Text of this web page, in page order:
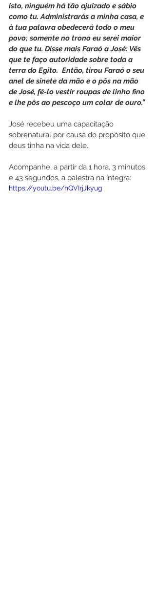
isto, ninguém há tão ajuizado e sábio
como tu. Administrarás a minha casa, e
à tua palavra obedecerá todo o meu
povo; somente no trono eu serei maior
do que tu. Disse mais Faraó a José: Vês
que te faço autoridade sobre toda a
terra do Egito.  Então, tirou Faraó o seu
anel de sinete da mão e o pôs na mão
de José, fê-lo vestir roupas de linho fino
e lhe pôs ao pescoço um colar de ouro.”
José recebeu uma capacitação
sobrenatural por causa do propósito que
deus tinha na vida dele.
Acompanhe, a partir da 1 hora, 3 minutos
e 43 segundos, a palestra na íntegra:
https://youtu.be/hQVIrjJkyug